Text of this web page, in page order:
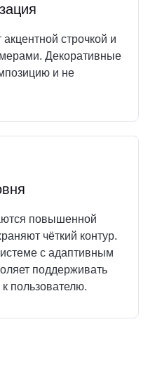
строчкой и
Декоративные
и не
повышенной
чёткий контур.
с адаптивным
поддерживать
пользователю.